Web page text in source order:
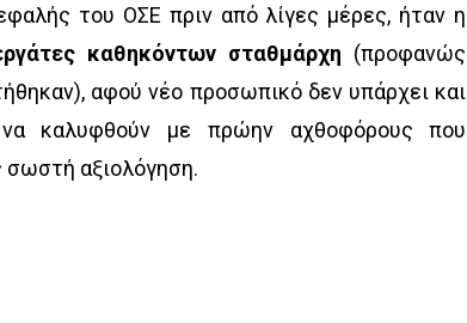
του ΟΣΕ πριν από λίγες μέρες, ήταν η
καθηκόντων σταθμάρχη (προφανώς
αφού νέο προσωπικό δεν υπάρχει και
καλυφθούν με πρώην αχθοφόρους που
σωστή αξιολόγηση.